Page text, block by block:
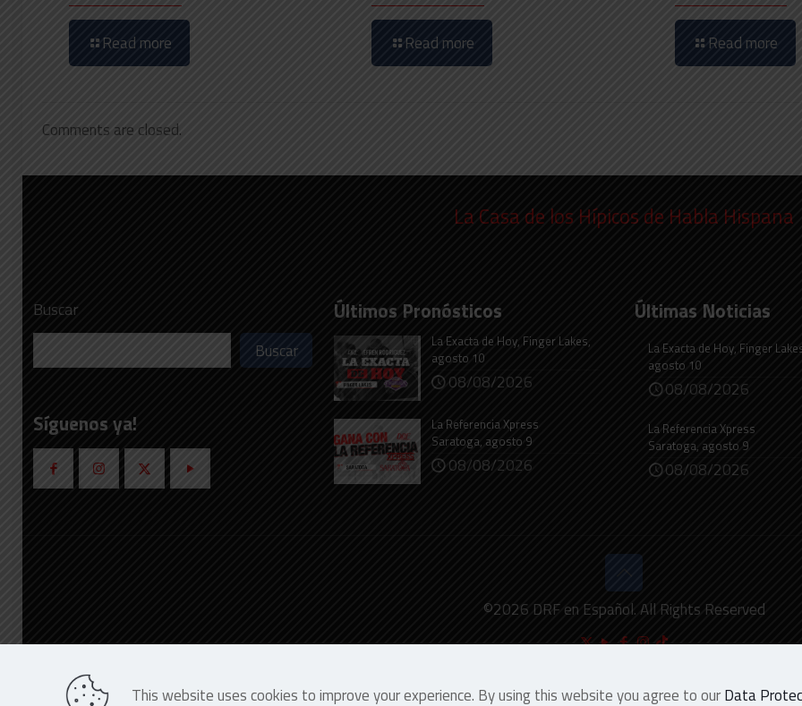
Read more Read more Read more
Comments are closed.
La Casa de los Hípicos de Habla Hispana
Buscar
Buscar
Síguenos ya!
Últimos Pronósticos
La Exacta de Hoy, Finger Lakes,
agosto 10
08/08/2026
La Referencia Xpress
Saratoga, agosto 9
08/08/2026
Últimas Noticias
La Exacta de Hoy, Finger
agosto 10
08/08/2026
La Referencia Xpress
Saratoga, agosto 9
08/08/2026
©2026 DRF en Español. All Rights Reserved
This website uses cookies to improve your experience. By using this website you agree to ourData